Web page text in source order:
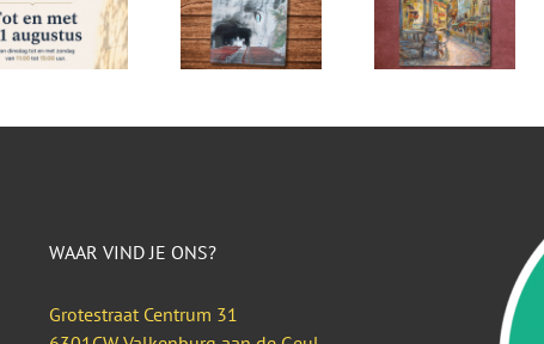
WAAR VIND JE ONS?
Grotestraat Centrum 31